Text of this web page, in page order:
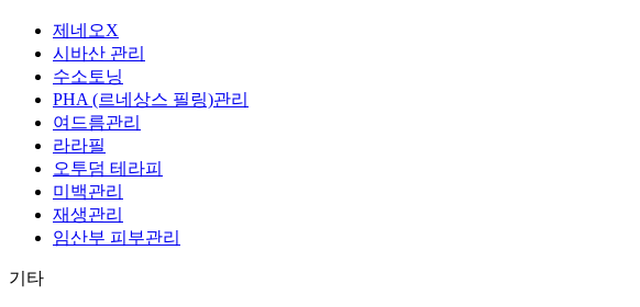
제네오X
시바산 관리
수소토닝
PHA (르네상스 필링)관리
여드름관리
라라필
오투덤 테라피
미백관리
재생관리
임산부 피부관리
기타